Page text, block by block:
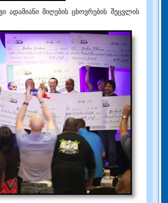
ადამიანი მიღების ცხოვრების შეცვლის